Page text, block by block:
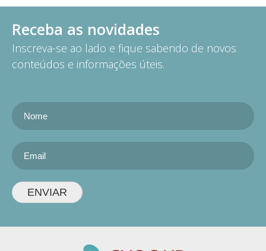
Receba as novidades
Inscreva-se ao lado e fique sabendo de novos
conteúdos e informações úteis.
ENVIAR